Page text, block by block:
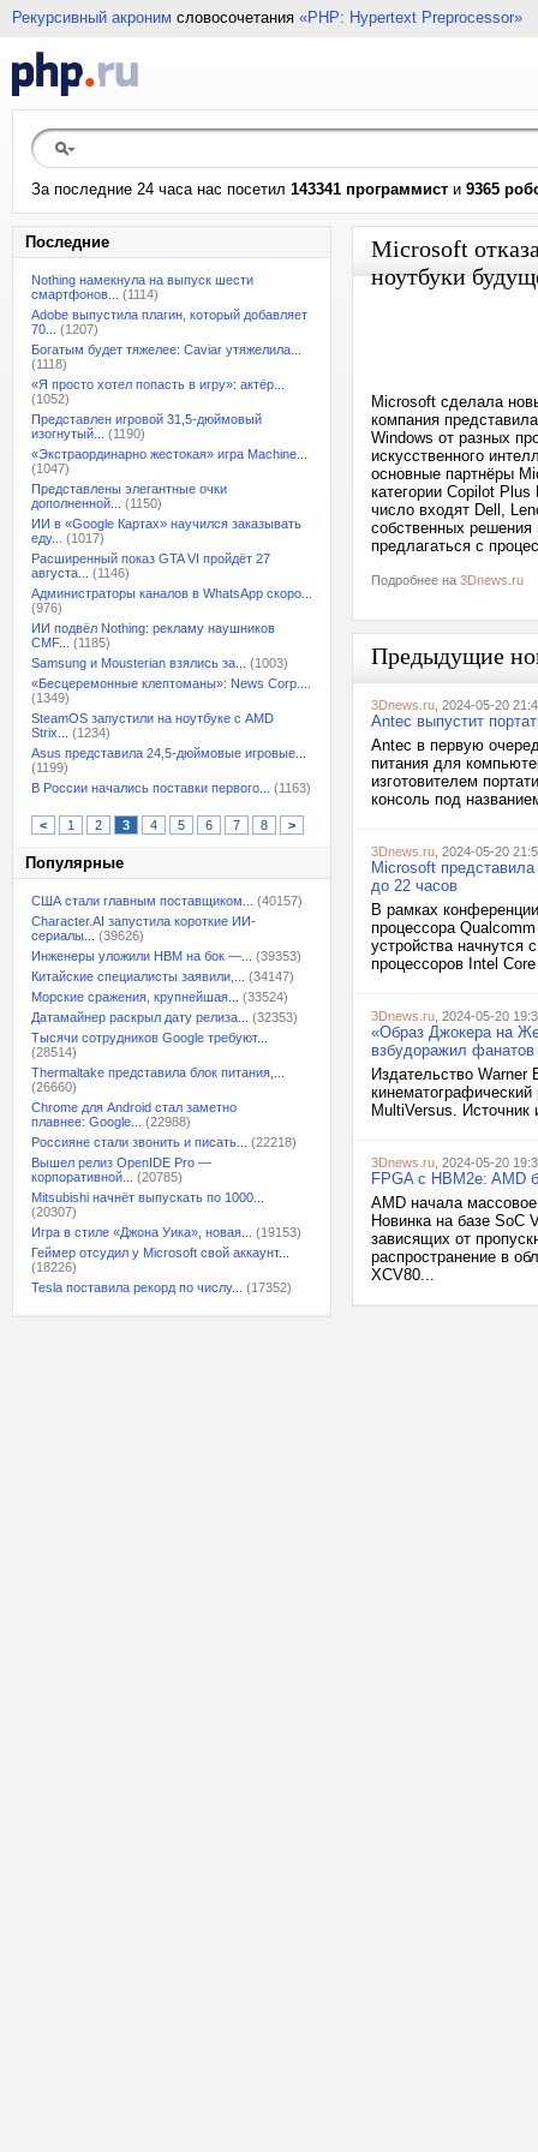
Рекурсивный акроним словосочетания «PHP: Hypertext Preprocessor»
За последние 24 часа нас посетил 143341 программист и 9365
Последние
Nothing намекнула на выпуск шести
смартфонов...
(1114)
Adobe выпустила плагин, который добавляет
70...
(1207)
Богатым будет тяжелее: Caviar утяжелила...
(1118)
«Я просто хотел попасть в игру»: актёр...
(1052)
Представлен игровой 31,5-дюймовый
изогнутый...
(1190)
«Экстраординарно жестокая» игра Machine...
(1047)
Представлены элегантные очки
дополненной...
(1150)
ИИ в «Google Картах» научился заказывать
еду...
(1017)
Расширенный показ GTA VI пройдёт 27
августа...
(1146)
Администраторы каналов в WhatsApp скоро...
(976)
ИИ подвёл Nothing: рекламу наушников
CMF...
(1185)
Samsung и Mousterian взялись за...
(1003)
«Бесцеремонные клептоманы»: News Corp....
(1349)
SteamOS запустили на ноутбуке с AMD
Strix...
(1234)
Asus представила 24,5-дюймовые игровые...
(1199)
В России начались поставки первого...
(1163)
< 1 2 3 4 5 6 7 8 >
Популярные
США стали главным поставщиком...
(40157)
Character.AI запустила короткие ИИ-
сериалы...
(39626)
Инженеры уложили HBM на бок —...
(39353)
Китайские специалисты заявили,...
(34147)
Морские сражения, крупнейшая...
(33524)
Датамайнер раскрыл дату релиза...
(32353)
Тысячи сотрудников Google требуют...
(28514)
Thermaltake представила блок питания,...
(26660)
Chrome для Android стал заметно
плавнее: Google...
(22988)
Россияне стали звонить и писать...
(22218)
Вышел релиз OpenIDE Pro —
корпоративной...
(20785)
Mitsubishi начнёт выпускать по 1000...
(20307)
Игра в стиле «Джона Уика», новая...
(19153)
Геймер отсудил у Microsoft свой аккаунт...
(18226)
Tesla поставила рекорд по числу...
(17352)
Microsoft
ноутбуки
Microsoft сделала
компания
Windows от разных
искусственного
основные партнёры
категории Copilot
число входят Dell,
собственных
предлагаться с
Подробнее на 3Dnews.ru
Предыдущие
3Dnews.ru , 2024-05-20
Antec выпустит
Antec в первую
питания для
изготовителем
консоль под
3Dnews.ru , 2024-05-20
Microsoft
до 22 часов
В рамках
процессора
устройства начнутся
процессоров Intel
3Dnews.ru , 2024-05-20
«Образ Джокера на
взбудоражил
Издательство Warner
MultiVersus.
3Dnews.ru , 2024-05-20
FPGA с HBM2e: AMD
AMD начала
Новинка на базе SoC
зависящих от
распространение в
XCV80...